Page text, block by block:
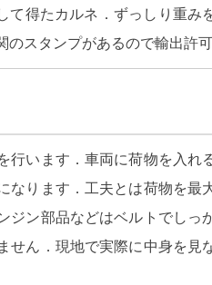
て得たカルネ．ずっしり重み
のスタンプがあるので輸出許
行います．車両に荷物を入
なります．工夫とは荷物を
ジン部品などはベルトでし
せん．現地で実際に中身を